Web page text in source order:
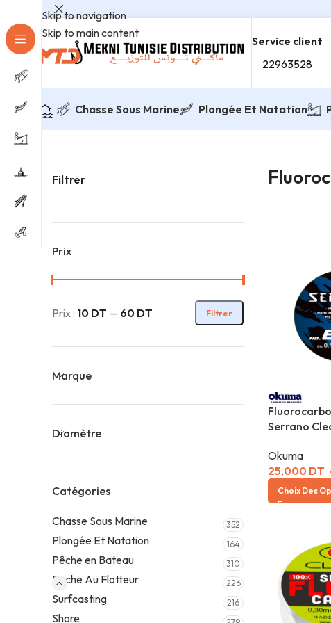
Skip to navigation
Skip to main content
Service client
22963528
Chasse Sous Marine Plongée Et Natation
Filtrer
Prix
Filtrer
Prix : 10 DT — 60 DT
Marque
Diamètre
Catégories
Chasse Sous Marine 352
Plongée Et Natation 164
Pêche en Bateau 310
Peche Au Flotteur 226
Surfcasting 216
Shore
Serrano
Okuma
25,000 DT
Choix Des